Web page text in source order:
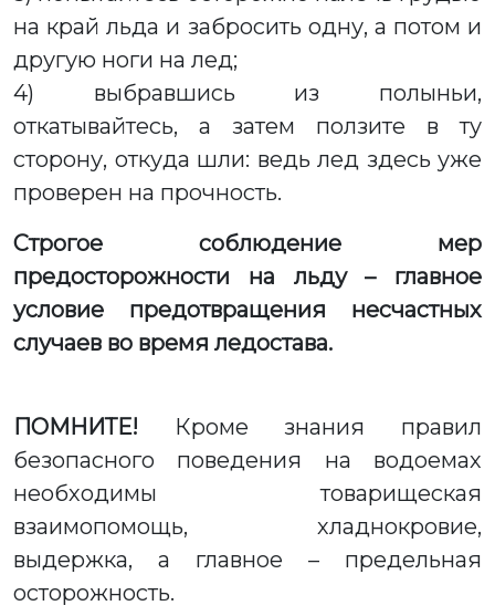
на край льда и забросить одну, а потом и
другую ноги на лед;
4) выбравшись из полыньи,
откатывайтесь, а затем ползите в ту
сторону, откуда шли: ведь лед здесь уже
проверен на прочность.
Строгое соблюдение мер
предосторожности на льду – главное
условие предотвращения несчастных
случаев во время ледостава.
ПОМНИТЕ! Кроме знания правил
безопасного поведения на водоемах
необходимы товарищеская
взаимопомощь, хладнокровие,
выдержка, а главное – предельная
осторожность.